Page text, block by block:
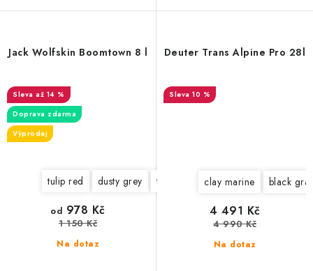
Jack Wolfskin Boomtown 8 l
až 14 %
Doprava zdarma
Výprodej
tulip red dusty grey teal grey afterglow
Na dotaz
od 978 Kč
1 150 Kč
Deuter Trans Alpine Pro 28l
10 %
clay marine black
Na dotaz
4 491 Kč
4 990 Kč